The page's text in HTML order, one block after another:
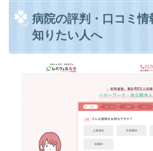
病院の評判・口コミ情
知りたい人へ